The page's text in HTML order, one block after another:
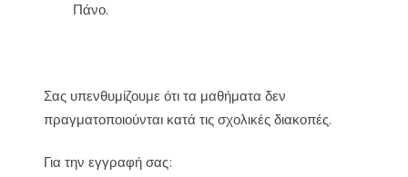
Πάνο.
Σας υπενθυμίζουμε ότι τα μαθήματα δεν
πραγματοποιούνται κατά τις σχολικές διακοπές.
Για την εγγραφή σας: